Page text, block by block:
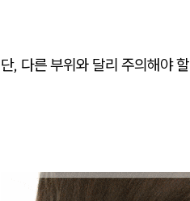
단, 다른 부위와 달리 주의해야